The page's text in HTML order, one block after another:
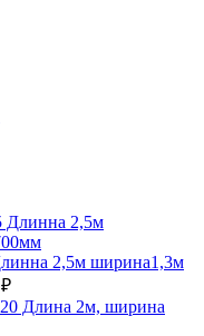
2,5м ширина1,3м
₽